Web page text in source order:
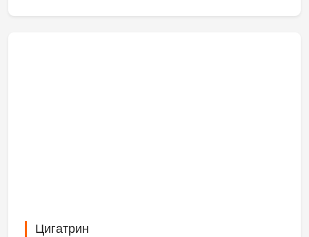
Цигатрин